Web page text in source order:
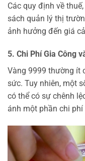
Các quy định về
sách quản lý thị
ảnh hưởng đến giá
5. Chi Phí Gia Công
Vàng 9999 thường ít
sức. Tuy nhiên, một
có thể có sự chênh
ánh một phần chi